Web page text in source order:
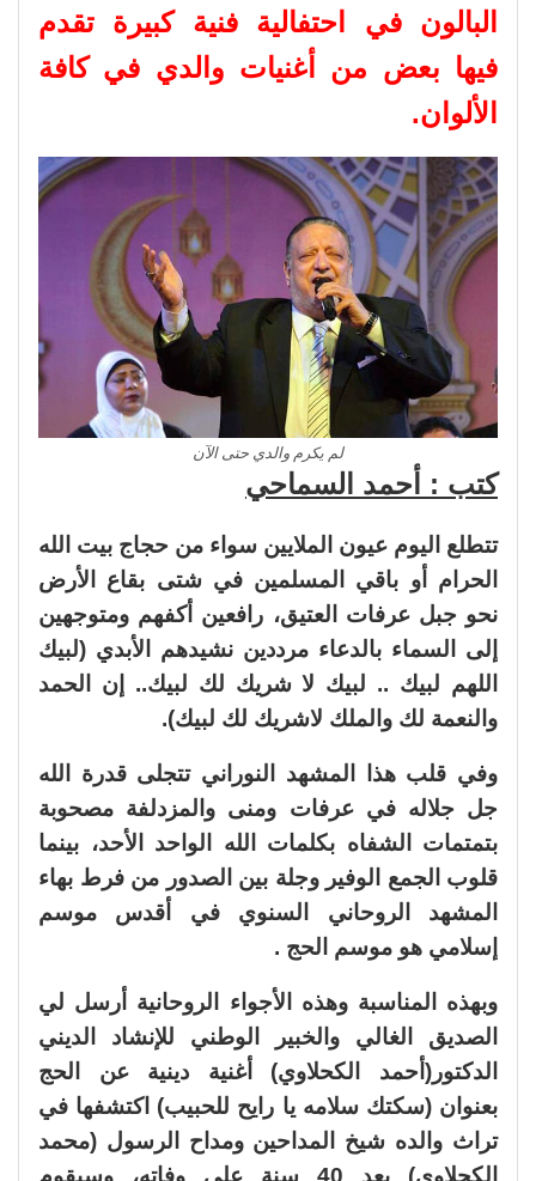
البالون في احتفالية فنية كبيرة تقدم
فيها بعض من أغنيات والدي في كافة
الألوان.
لم يكرم والدي حتى الآن
كتب : أحمد السماحي
تتطلع اليوم عيون الملايين سواء من حجاج بيت الله
الحرام أو باقي المسلمين في شتى بقاع الأرض
نحو جبل عرفات العتيق، رافعين أكفهم ومتوجهين
إلى السماء بالدعاء مرددين نشيدهم الأبدي (لبيك
اللهم لبيك .. لبيك لا شريك لك لبيك.. إن الحمد
والنعمة لك والملك لاشريك لك لبيك).
وفي قلب هذا المشهد النوراني تتجلى قدرة الله
جل جلاله في عرفات ومنى والمزدلفة مصحوبة
بتمتمات الشفاه بكلمات الله الواحد الأحد، بينما
قلوب الجمع الوفير وجلة بين الصدور من فرط بهاء
المشهد الروحاني السنوي في أقدس موسم
إسلامي هو موسم الحج .
وبهذه المناسبة وهذه الأجواء الروحانية أرسل لي
الصديق الغالي والخبير الوطني للإنشاد الديني
الدكتور(أحمد الكحلاوي) أغنية دينية عن الحج
بعنوان (سكتك سلامه يا رايح للحبيب) اكتشفها في
تراث والده شيخ المداحين ومداح الرسول (محمد
الكحلاوي) بعد 40 سنة على وفاته، وسيقوم